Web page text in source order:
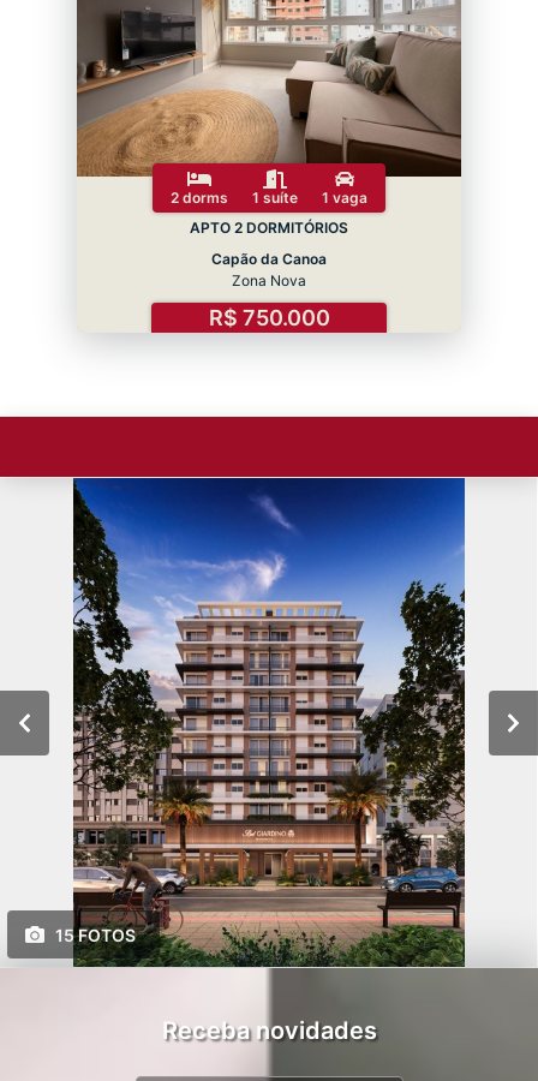
2 dorms 1 suíte
1 vaga
APTO 2 DORMITÓRIOS
Capão da Canoa
Zona Nova
R$ 750.000
15 FOTOS
Receba novidades